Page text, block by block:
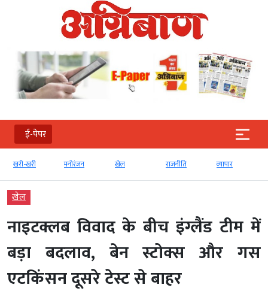
ई-पेपर
खरी-खरी मनोरंजन राजनीति व्‍यापार
खेल
नाइटक्लब विवाद के बीच इंग्लैंड टीम में
बड़ा बदलाव, बेन स्टोक्स और गस
एटकिंसन दूसरे टेस्ट से बाहर